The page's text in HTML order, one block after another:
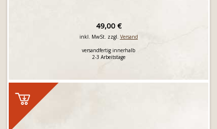
49,00 €
inkl. MwSt. zzgl. Versand
versandfertig innerhalb
2-3 Arbeitstage